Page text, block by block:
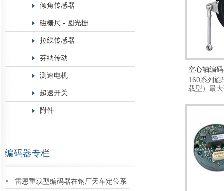
倾角传感器
磁栅尺 - 圆光栅
拉线传感器
芬纳传动
测速电机
超速开关
附件
编码器专栏
雷恩重载型编码器在钢厂天车定位系
空心轴编
160系列旋
载型）最